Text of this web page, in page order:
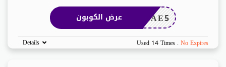
LAAE5 عرض الكوبون
Used 14 Times . No Expires
Details